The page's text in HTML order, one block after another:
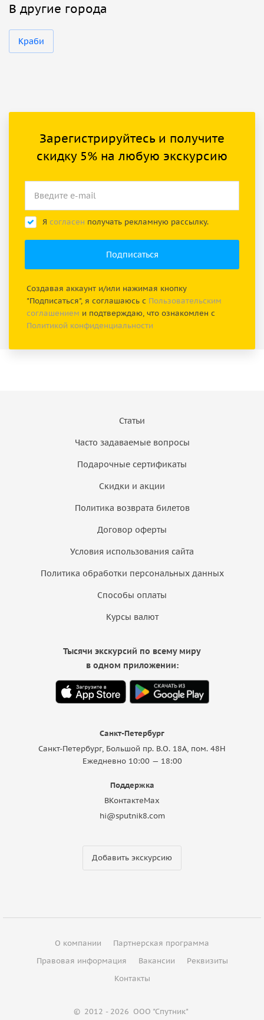
В другие города
Краби
Зарегистрируйтесь и получите
скидку 5% на любую экскурсию
Я согласен получать рекламную рассылку.
Создавая аккаунт и/или нажимая кнопку
"Подписаться", я соглашаюсь с Пользовательским
соглашением и подтверждаю, что ознакомлен с
Политикой конфиденциальности
Статьи
Часто задаваемые вопросы
Подарочные сертификаты
Скидки и акции
Политика возврата билетов
Договор оферты
Условия использования сайта
Политика обработки персональных данных
Способы оплаты
Курсы валют
Санкт-Петербург
Санкт-Петербург, Большой пр. В.О. 18A, пом. 48Н
Ежедневно 10:00 — 18:00
Поддержка
ВКонтактеMax
hi@sputnik8.com
Добавить экскурсию
Тысячи экскурсий по всему миру
в одном приложении:
О компании
Партнерская программа
Правовая информация
Вакансии
Реквизиты
Контакты
© 2012 - 2026 ООО "Спутник"